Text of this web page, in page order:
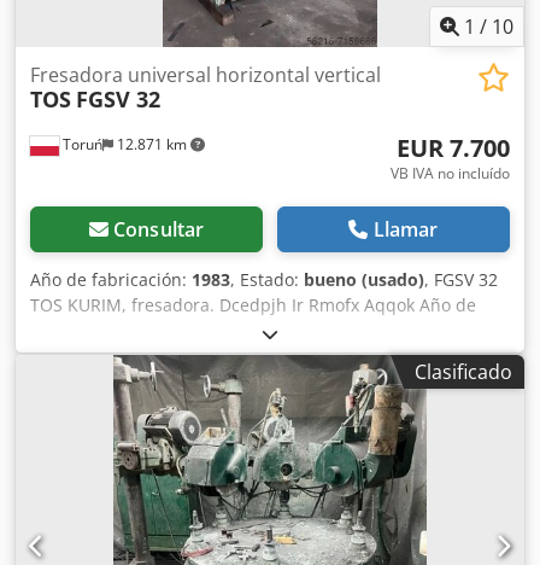
1 / 10
Toruń 12.871 km
Fresadora universal horizontal vertical
TOS FGSV 32
EUR 7.700
VB IVA no incluído
Consultar Llamar
Año de fabricación: 1983, Estado: bueno (usado), FGSV 32
TOS KURIM, fresadora. Dcedpjh Ir Rmofx Aqqok Año de
fabricación: 1983 (Checoslovaquia). Parámetros: Mesa: 320
x 1400 mm. Recorridos: X - 1000 mm, Y - 400 mm, Z - 450
mm. Cono ISO 50. Rango de velocidades: 35-1800 rpm.
Distancia entre el husillo y la mesa: 140 - 590 mm.
Distancia entre el husillo y la columna: 120 - 520 mm.
Carga máxima de la mesa: 500 kg. Potencia del motor
principal: 11 kW. Consumo de energía: 15 kW.
Dimensiones: Largo x Ancho x Alto: 2735 x 2425 x 2475 mm.
Peso: 4200 kg.
Clasificado